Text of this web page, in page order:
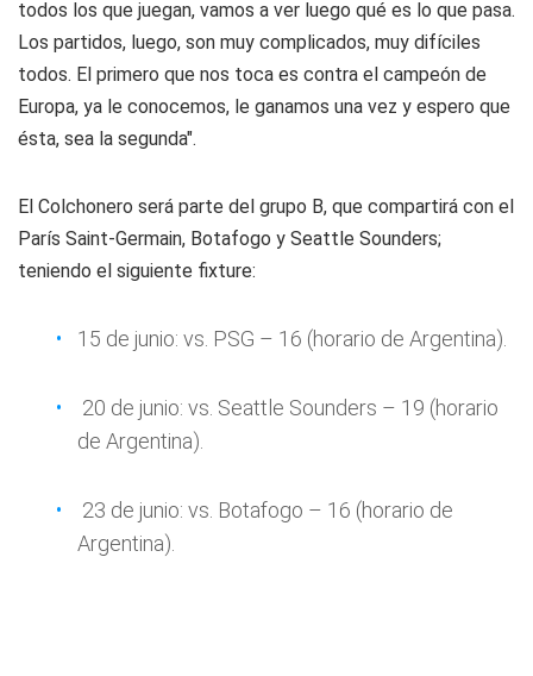
todos los que juegan, vamos a ver luego qué es lo que pasa.
Los partidos, luego, son muy complicados, muy difíciles
todos. El primero que nos toca es contra el campeón de
Europa, ya le conocemos, le ganamos una vez y espero que
ésta, sea la segunda".
El Colchonero será parte del grupo B, que compartirá con el
París Saint-Germain, Botafogo y Seattle Sounders;
teniendo el siguiente fixture:
15 de junio: vs. PSG – 16 (horario de Argentina).
20 de junio: vs. Seattle Sounders – 19 (horario
de Argentina).
23 de junio: vs. Botafogo – 16 (horario de
Argentina).